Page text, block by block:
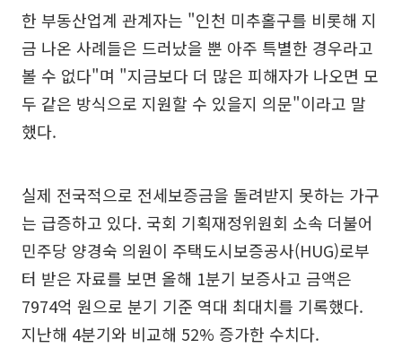
한 부동산업계 관계자는 "인천 미추홀구를 비롯해 지
금 나온 사례들은 드러났을 뿐 아주 특별한 경우라고
볼 수 없다"며 "지금보다 더 많은 피해자가 나오면 모
두 같은 방식으로 지원할 수 있을지 의문"이라고 말
했다.
실제 전국적으로 전세보증금을 돌려받지 못하는 가구
는 급증하고 있다. 국회 기획재정위원회 소속 더불어
민주당 양경숙 의원이 주택도시보증공사(HUG)로부
터 받은 자료를 보면 올해 1분기 보증사고 금액은
7974억 원으로 분기 기준 역대 최대치를 기록했다.
지난해 4분기와 비교해 52% 증가한 수치다.